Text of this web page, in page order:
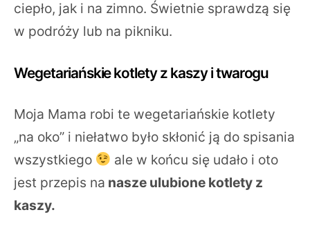
ciepło, jak i na zimno. Świetnie sprawdzą się
w podróży lub na pikniku.
Wegetariańskie kotlety z kaszy i twarogu
Moja Mama robi te wegetariańskie kotlety
„na oko” i niełatwo było skłonić ją do spisania
wszystkiego
ale w końcu się udało i oto
jest przepis na nasze ulubione kotlety z
kaszy.